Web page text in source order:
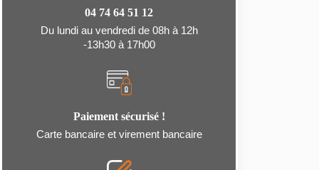
04 74 64 51 12
Du lundi au vendredi de 08h à 12h
-13h30 à 17h00
Paiement sécurisé !
Carte bancaire et virement bancaire